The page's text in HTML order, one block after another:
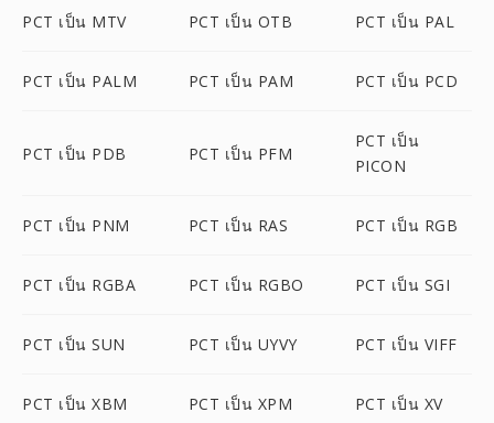
PCT เป็น MTV PCT เป็น OTB PCT เป็น PAL
PCT เป็น PALM PCT เป็น PAM PCT เป็น PCD
PCT เป็น PDB PCT เป็น PFM
PCT เป็น
PICON
PCT เป็น PNM PCT เป็น RAS PCT เป็น RGB
PCT เป็น RGBA PCT เป็น RGBO PCT เป็น SGI
PCT เป็น SUN PCT เป็น UYVY PCT เป็น VIFF
PCT เป็น XBM PCT เป็น XPM PCT เป็น XV